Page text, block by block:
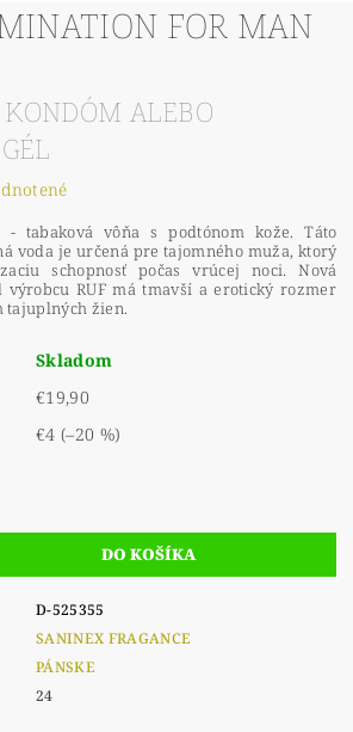
FOR MAN
ALEBO
- tabaková vôňa s podtónom kože. Táto
voda je určená pre tajomného muža, ktorý
schopnosť počas vrúcej noci. Nová
výrobcu RUF má tmavší a erotický rozmer
tajuplných žien.
Skladom
€19,90
€4(–20 %)
D-525355
SANINEX FRAGANCE
PÁNSKE
24